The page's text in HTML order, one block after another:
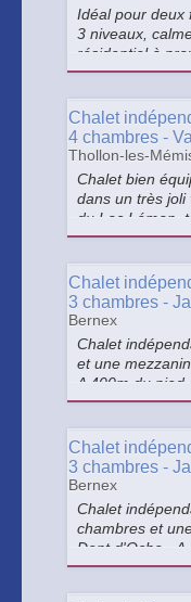
Idéal pour deux
3 niveaux,
résidentiel à
lac et
Chalet
4 chambres -
Thollon-les-
Chalet bien
dans un très joli
du Lac Léman,
Thonon et juste
Chalet
3 chambres -
Bernex
Chalet
et une
A 400m du
du centre du
Chalet
3 chambres -
Bernex
Chalet
chambres et
Dent d'Oche -
station ) et